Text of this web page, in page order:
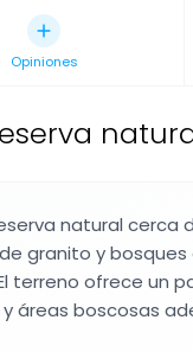
Opiniones
natural cerca
granito y bosques
terreno ofrece un
áreas boscosas